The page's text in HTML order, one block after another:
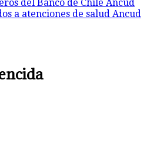
del Banco de Chile Ancud
a atenciones de salud Ancud